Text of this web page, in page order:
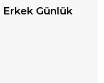
Günlük